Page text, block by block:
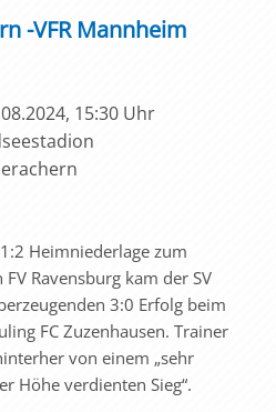
-VFR Mannheim
15:30 Uhr
Heimniederlage zum
Ravensburg kam der SV
3:0 Erfolg beim
FC Zuzenhausen. Trainer
von einem „sehr
Höhe verdienten Sieg“.